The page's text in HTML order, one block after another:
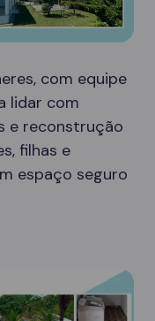
com equipe
lidar com
e reconstrução
filhas e
espaço seguro